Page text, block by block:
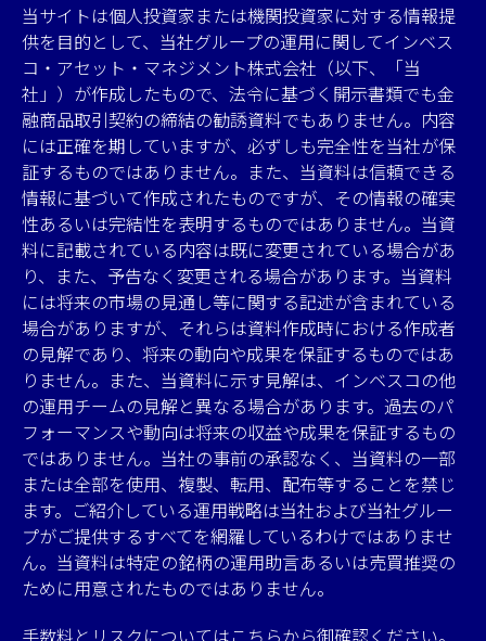
当サイトは個人投資家または機関投資家に対する情報提
供を目的として、当社グループの運用に関してインベス
コ・アセット・マネジメント株式会社（以下、「当
社」）が作成したもので、法令に基づく開示書類でも金
融商品取引契約の締結の勧誘資料でもありません。内容
には正確を期していますが、必ずしも完全性を当社が保
証するものではありません。また、当資料は信頼できる
情報に基づいて作成されたものですが、その情報の確実
性あるいは完結性を表明するものではありません。当資
料に記載されている内容は既に変更されている場合があ
り、また、予告なく変更される場合があります。当資料
には将来の市場の見通し等に関する記述が含まれている
場合がありますが、それらは資料作成時における作成者
の見解であり、将来の動向や成果を保証するものではあ
りません。また、当資料に示す見解は、インベスコの他
の運用チームの見解と異なる場合があります。過去のパ
フォーマンスや動向は将来の収益や成果を保証するもの
ではありません。当社の事前の承認なく、当資料の一部
または全部を使用、複製、転用、配布等することを禁じ
ます。ご紹介している運用戦略は当社および当社グルー
プがご提供するすべてを網羅しているわけではありませ
ん。当資料は特定の銘柄の運用助言あるいは売買推奨の
ために用意されたものではありません。
手数料とリスクについてはこちらから御確認ください。